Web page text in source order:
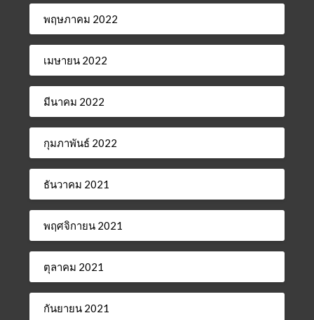
พฤษภาคม 2022
เมษายน 2022
มีนาคม 2022
กุมภาพันธ์ 2022
ธันวาคม 2021
พฤศจิกายน 2021
ตุลาคม 2021
กันยายน 2021